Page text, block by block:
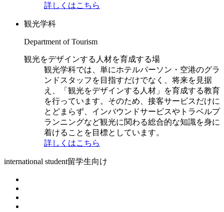
詳しくはこちら
観光学科
Department of Tourism
観光をデザインする人材を育成する場
観光学科では、単にホテルパーソン・空港のグラ
ンドスタッフを目指すだけでなく、将来を見据
え、「観光をデザインする人材」を育成する教育
を行っています。そのため、接客サービスだけに
とどまらず、インバウンドサービスやトラベルプ
ランニングなど観光に関わる総合的な知識を身に
着けることを目標としています。
詳しくはこちら
international student留学生向け